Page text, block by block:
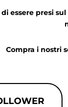
essere presi
Compra i nostri